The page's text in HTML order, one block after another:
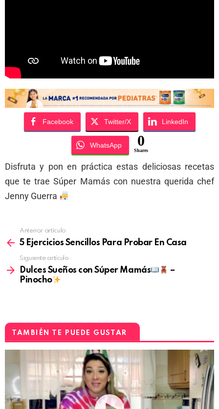
Facebook Twitter/X LinkedIn
WhatsApp 0
Shares
Disfruta y pon en práctica estas deliciosas recetas
que te trae Súper Mamás con nuestra querida chef
Jenny Guerra
Anterior artículo
5 Ejercicios Sencillos Para Probar En Casa
Siguiente artículo
Dulces Sueños con Súper Mamás
–
Pinocho
TAMBIÉN TE PUEDE GUSTAR